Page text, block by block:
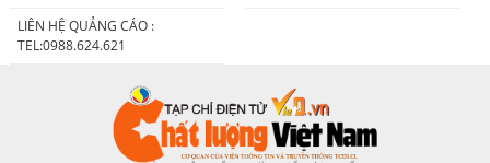
LIÊN HỆ QUẢNG CÁO :
TEL:0988.624.621